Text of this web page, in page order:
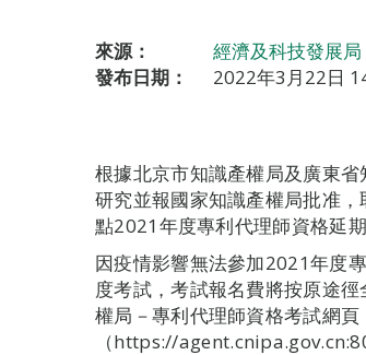
來源：
經濟及科技發展局
發布日期：
2022年3月22日
根據北京市知識產權局及廣東
研究並報國家知識產權局批准
點2021年度專利代理師資格延期
因疫情影響無法參加2021年度
度考試，考試報名費將按原途
權局－專利代理師資格考試網頁
（https://